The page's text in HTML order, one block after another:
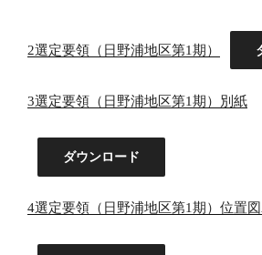
2選定要領（日野浦地区第1期）
3選定要領（日野浦地区第1期）別紙
ダウンロード
4選定要領（日野浦地区第1期）位置